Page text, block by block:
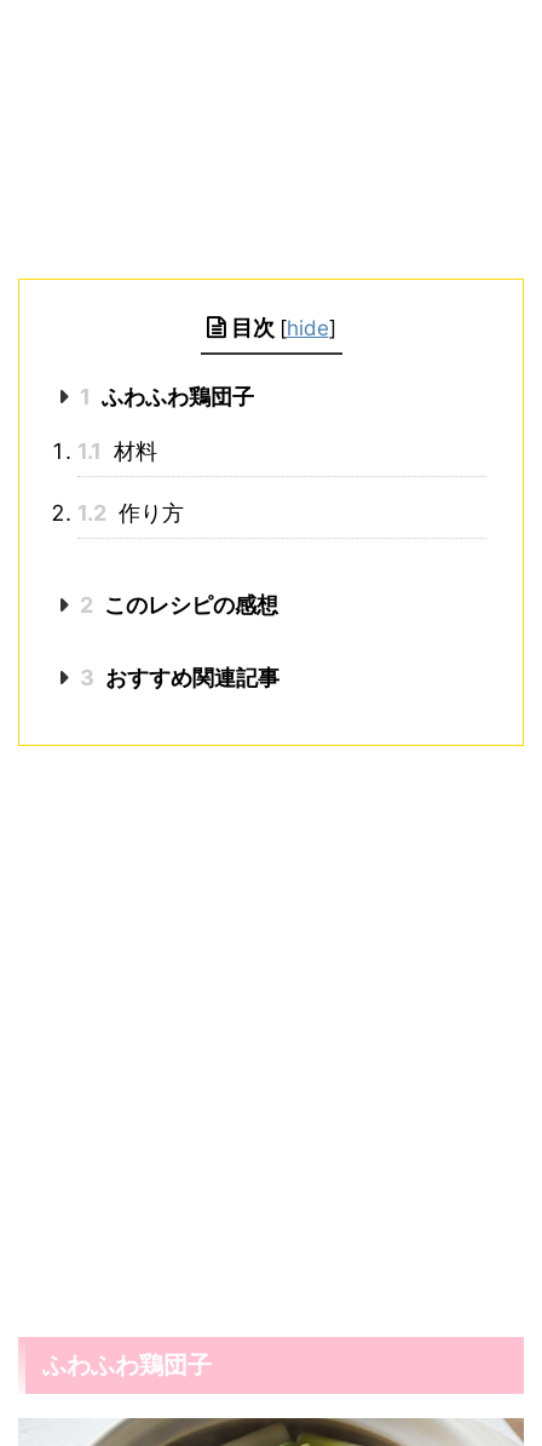
目次 [hide]
1 ふわふわ鶏団子
1.1 材料
1.2 作り方
2 このレシピの感想
3 おすすめ関連記事
ふわふわ鶏団子